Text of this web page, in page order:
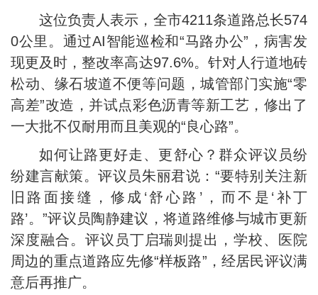
这位负责人表示，全市4211条道路总长574
0公里。通过AI智能巡检和“马路办公”，病害发
现更及时，整改率高达97.6%。针对人行道地砖
松动、缘石坡道不便等问题，城管部门实施“零
高差”改造，并试点彩色沥青等新工艺，修出了
一大批不仅耐用而且美观的“良心路”。
如何让路更好走、更舒心？群众评议员纷
纷建言献策。评议员朱丽君说：“要特别关注新
旧路面接缝，修成‘舒心路’，而不是‘补丁
路’。”评议员陶静建议，将道路维修与城市更新
深度融合。评议员丁启瑞则提出，学校、医院
周边的重点道路应先修“样板路”，经居民评议满
意后再推广。